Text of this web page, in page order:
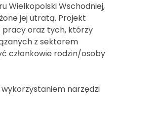
Wielkopolski Wschodniej,
jej utratą. Projekt
pracy oraz tych, którzy
z sektorem
członkowie rodzin/osoby
narzędzi